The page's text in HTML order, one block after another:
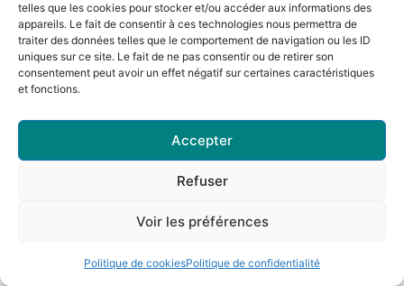
telles que les cookies pour stocker et/ou accéder aux informations des
appareils. Le fait de consentir à ces technologies nous permettra de
traiter des données telles que le comportement de navigation ou les ID
uniques sur ce site. Le fait de ne pas consentir ou de retirer son
consentement peut avoir un effet négatif sur certaines caractéristiques
et fonctions.
Accepter
Refuser
Voir les préférences
Politique de cookiesPolitique de confidentialité